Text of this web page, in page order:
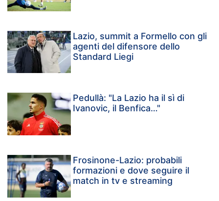
Lazio, summit a Formello con gli
agenti del difensore dello
Standard Liegi
Pedullà: "La Lazio ha il sì di
Ivanovic, il Benfica…"
Frosinone-Lazio: probabili
formazioni e dove seguire il
match in tv e streaming